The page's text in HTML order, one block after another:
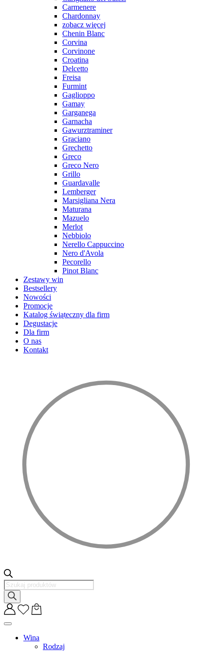
Carmenere
Chardonnay
zobacz więcej
Chenin Blanc
Corvina
Corvinone
Croatina
Delcetto
Freisa
Furmint
Gaglioppo
Gamay
Garganega
Garnacha
Gawurztraminer
Graciano
Grechetto
Greco
Greco Nero
Grillo
Guardavalle
Lemberger
Marsigliana Nera
Maturana
Mazuelo
Merlot
Nebbiolo
Nerello Cappuccino
Nero d'Avola
Pecorello
Pinot Blanc
Zestawy win
Bestsellery
Nowości
Promocje
Katalog świąteczny dla firm
Degustacje
Dla firm
O nas
Kontakt
Wyszukiwarka
produktów
Wina
Rodzaj